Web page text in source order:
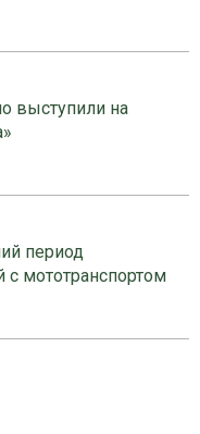
выступили на
период
с мототранспортом